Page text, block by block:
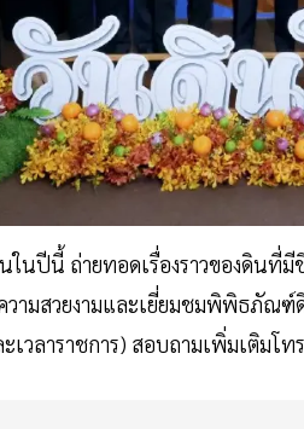
ในปีนี้ ถ่ายทอดเรื่องราวของดินที่
วามสวยงามและเยี่ยมชมพิพิธภัณ
วลาราชการ) สอบถามเพิ่มเติมโท